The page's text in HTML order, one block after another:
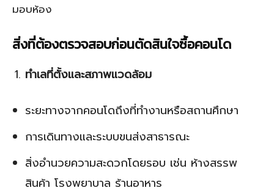
มอบห้อง
สิ่งที่ต้องตรวจสอบก่อนตัดสินใจซื้อคอนโด
ทำเลที่ตั้งและสภาพแวดล้อม
ระยะทางจากคอนโดถึงที่ทำงานหรือสถานศึกษา
การเดินทางและระบบขนส่งสาธารณะ
สิ่งอำนวยความสะดวกโดยรอบ เช่น ห้างสรรพ
สินค้า โรงพยาบาล ร้านอาหาร